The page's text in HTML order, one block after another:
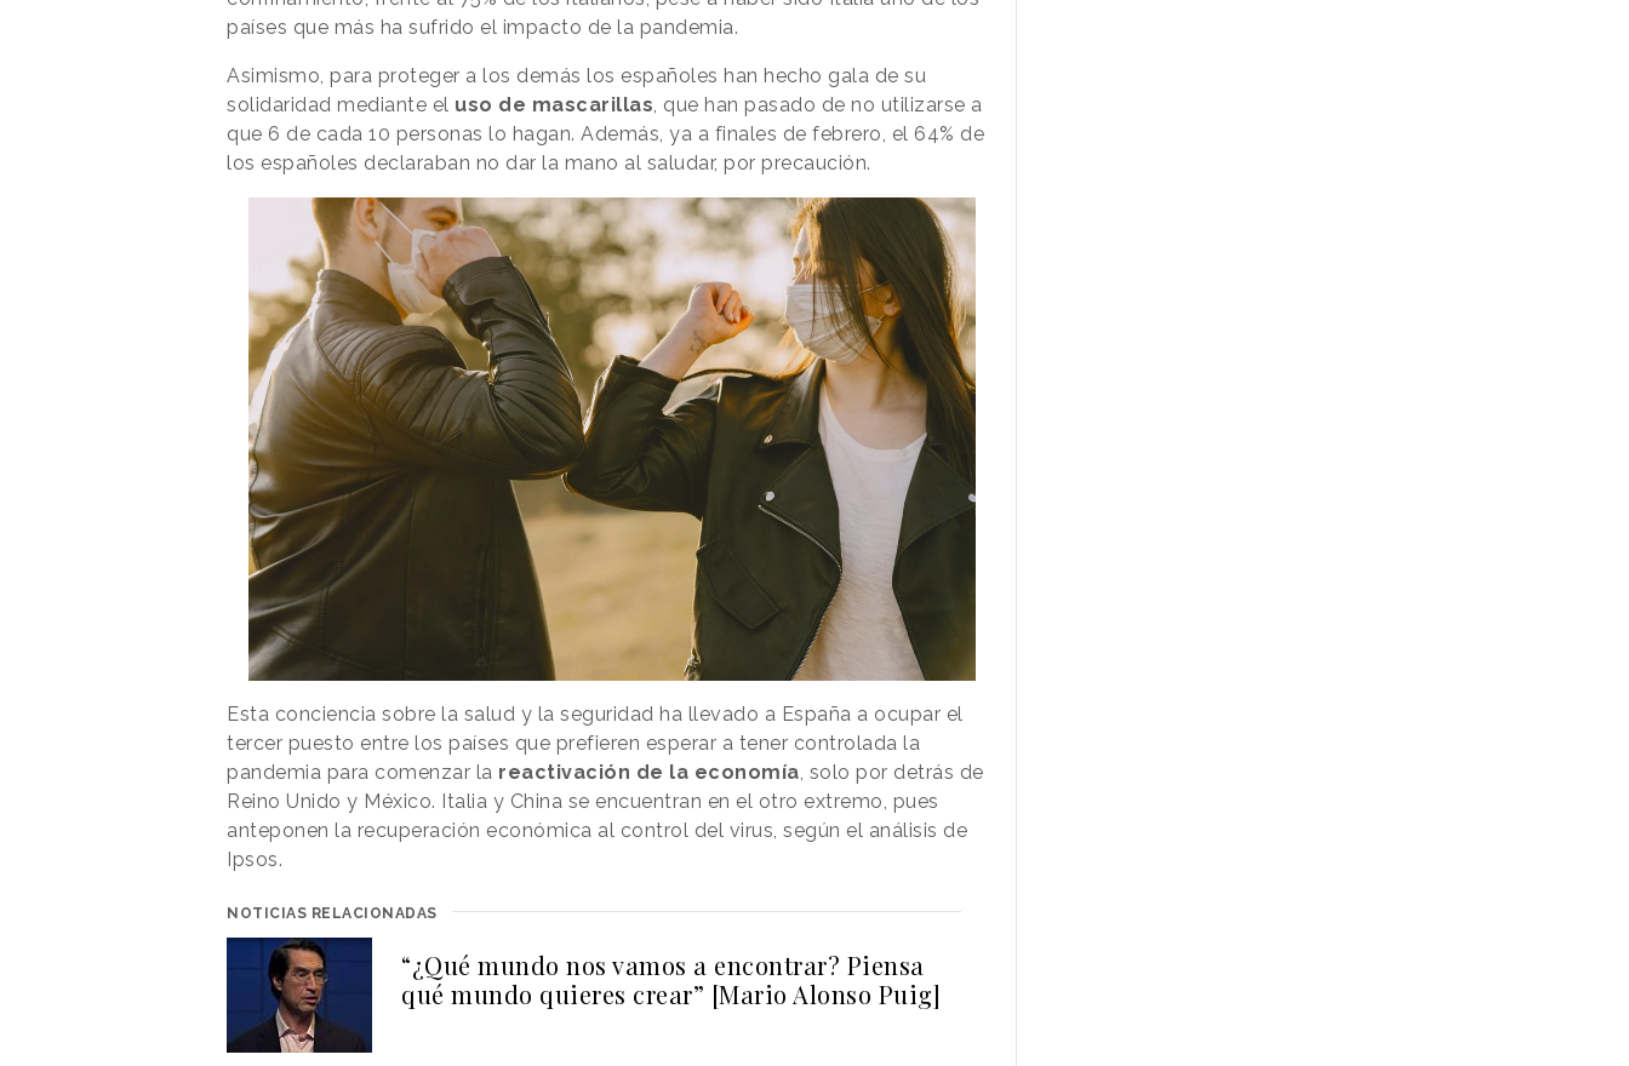
países que más ha sufrido el impacto de la pandemia.
Asimismo, para proteger a los demás los españoles han hecho gala de su
solidaridad mediante el uso de mascarillas , que han pasado de no utilizarse a
que 6 de cada 10 personas lo hagan. Además, ya a finales de febrero, el 64% de
los españoles declaraban no dar la mano al saludar, por precaución.
Esta conciencia sobre la salud y la seguridad ha llevado a España a ocupar el
tercer puesto entre los países que prefieren esperar a tener controlada la
pandemia para comenzar la reactivación de la economía , solo por detrás de
Reino Unido y México. Italia y China se encuentran en el otro extremo, pues
anteponen la recuperación económica al control del virus, según el análisis de
Ipsos.
NOTICIAS RELACIONADAS
“¿Qué mundo nos vamos a encontrar? Piensa
qué mundo quieres crear” [Mario Alonso Puig]